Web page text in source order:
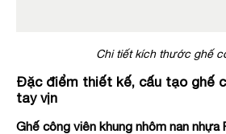
Chi tiết kích thước ghế
Đặc điểm thiết kế, cấu tạo ghế
tay vịn
Ghế công viên khung nhôm nan nhựa